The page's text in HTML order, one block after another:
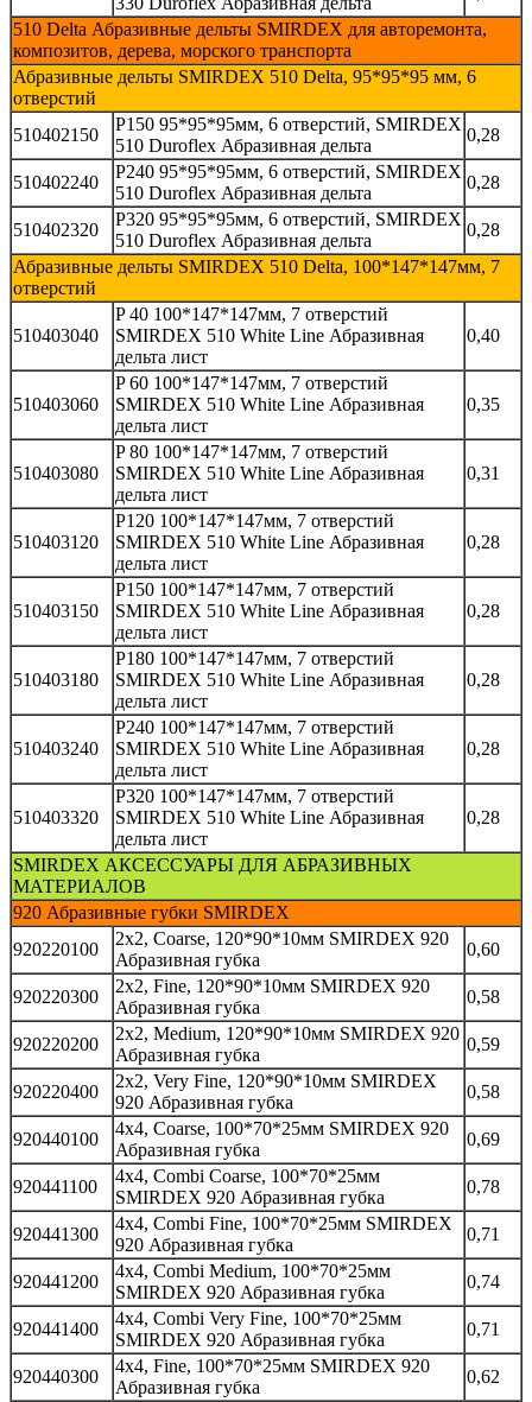
510 Delta Абразивные дельты SMIRDEX для авторемонта,
композитов, дерева, морского транспорта
Абразивные дельты SMIRDEX 510 Delta, 95*95*95 мм, 6
отверстий
510402150
P150 95*95*95мм, 6 отверстий, SMIRDEX
510 Duroflex Абразивная дельта
0,28
510402240
P240 95*95*95мм, 6 отверстий, SMIRDEX
510 Duroflex Абразивная дельта
0,28
510402320
P320 95*95*95мм, 6 отверстий, SMIRDEX
510 Duroflex Абразивная дельта
0,28
Абразивные дельты SMIRDEX 510 Delta, 100*147*147мм, 7
отверстий
510403040
P 40 100*147*147мм, 7 отверстий
SMIRDEX 510 White Line Абразивная
дельта лист
0,40
510403060
P 60 100*147*147мм, 7 отверстий
SMIRDEX 510 White Line Абразивная
дельта лист
0,35
510403080
P 80 100*147*147мм, 7 отверстий
SMIRDEX 510 White Line Абразивная
дельта лист
0,31
510403120
P120 100*147*147мм, 7 отверстий
SMIRDEX 510 White Line Абразивная
дельта лист
0,28
510403150
P150 100*147*147мм, 7 отверстий
SMIRDEX 510 White Line Абразивная
дельта лист
0,28
510403180
P180 100*147*147мм, 7 отверстий
SMIRDEX 510 White Line Абразивная
дельта лист
0,28
510403240
P240 100*147*147мм, 7 отверстий
SMIRDEX 510 White Line Абразивная
дельта лист
0,28
510403320
P320 100*147*147мм, 7 отверстий
SMIRDEX 510 White Line Абразивная
дельта лист
0,28
SMIRDEX АКСЕССУАРЫ ДЛЯ АБРАЗИВНЫХ
МАТЕРИАЛОВ
920 Абразивные губки SMIRDEX
920220100
2х2, Coarse, 120*90*10мм SMIRDEX 920
Абразивная губка
0,60
920220300
2х2, Fine, 120*90*10мм SMIRDEX 920
Абразивная губка
0,58
920220200
2х2, Medium, 120*90*10мм SMIRDEX 920
Абразивная губка
0,59
920220400
2х2, Very Fine, 120*90*10мм SMIRDEX
920 Абразивная губка
0,58
920440100
4х4, Coarse, 100*70*25мм SMIRDEX 920
Абразивная губка
0,69
920441100
4х4, Combi Coarse, 100*70*25мм
SMIRDEX 920 Абразивная губка
0,78
920441300
4х4, Combi Fine, 100*70*25мм SMIRDEX
920 Абразивная губка
0,71
920441200
4х4, Combi Medium, 100*70*25мм
SMIRDEX 920 Абразивная губка
0,74
920441400
4х4, Combi Very Fine, 100*70*25мм
SMIRDEX 920 Абразивная губка
0,71
920440300
4х4, Fine, 100*70*25мм SMIRDEX 920
Абразивная губка
0,62